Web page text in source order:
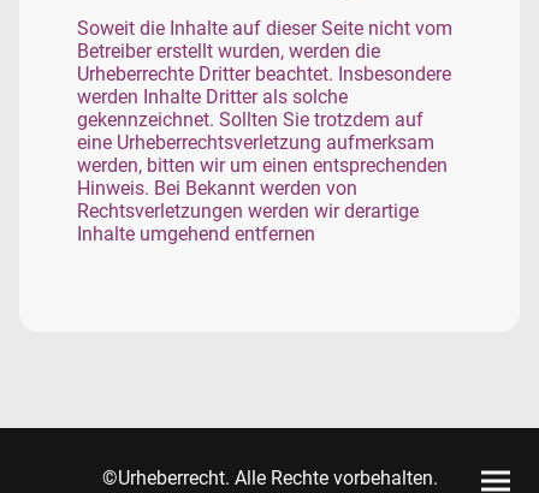
Soweit die Inhalte auf dieser Seite nicht vom
Betreiber erstellt wurden, werden die
Urheberrechte Dritter beachtet. Insbesondere
werden Inhalte Dritter als solche
gekennzeichnet. Sollten Sie trotzdem auf
eine Urheberrechtsverletzung aufmerksam
werden, bitten wir um einen entsprechenden
Hinweis. Bei Bekannt werden von
Rechtsverletzungen werden wir derartige
Inhalte umgehend entfernen
©Urheberrecht. Alle Rechte vorbehalten.